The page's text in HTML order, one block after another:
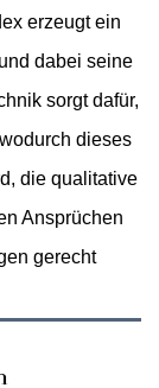
erzeugt ein
dabei seine
sorgt dafür,
dieses
die qualitative
Ansprüchen
gerecht